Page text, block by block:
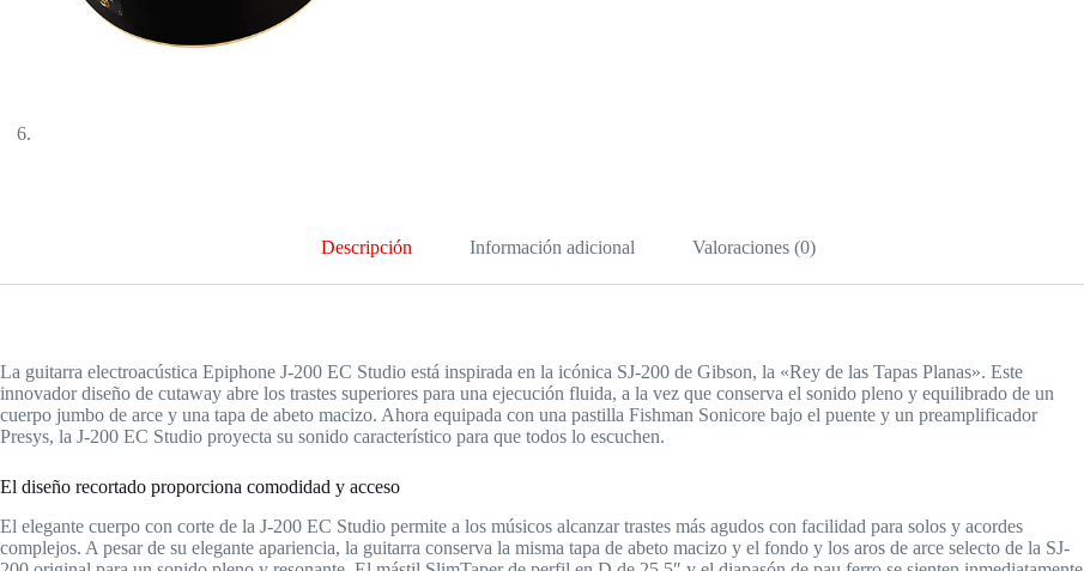
Descripción Información adicional Valoraciones (0)
La guitarra electroacústica Epiphone J-200 EC Studio está inspirada en la icónica SJ-200 de Gibson, la «Rey de las Tapas Planas». Este
innovador diseño de cutaway abre los trastes superiores para una ejecución fluida, a la vez que conserva el sonido pleno y equilibrado de un
cuerpo jumbo de arce y una tapa de abeto macizo. Ahora equipada con una pastilla Fishman Sonicore bajo el puente y un preamplificador
Presys, la J-200 EC Studio proyecta su sonido característico para que todos lo escuchen.
El diseño recortado proporciona comodidad y acceso
El elegante cuerpo con corte de la J-200 EC Studio permite a los músicos alcanzar trastes más agudos con facilidad para solos y acordes
complejos. A pesar de su elegante apariencia, la guitarra conserva la misma tapa de abeto macizo y el fondo y los aros de arce selecto de la SJ-